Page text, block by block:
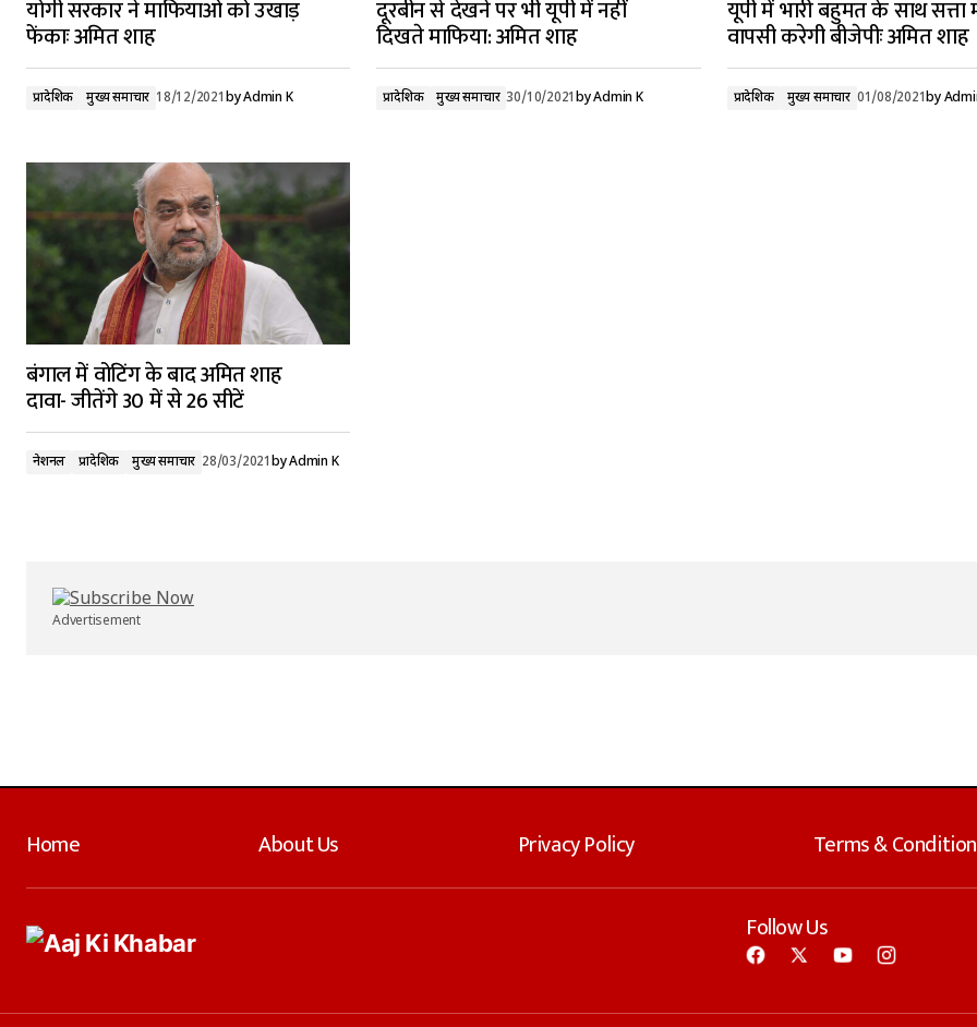
योगी सरकार ने माफियाओं को उखाड़
फेंकाः अमित शाह
प्रादेशिक मुख्य समाचार 18/12/2021byAdmin K
दूरबीन से देखने पर भी यूपी में नहीं
दिखते माफिया: अमित शाह
प्रादेशिक मुख्य समाचार 30/10/2021byAdmin K
यूपी में भारी बहुमत के साथ सत्ता
वापसी करेगी बीजेपीः अमित शाह
प्रादेशिक मुख्य समाचार 01/08/2021by
बंगाल में वोटिंग के बाद अमित शाह
दावा- जीतेंगे 30 में से 26 सीटें
नेशनल प्रादेशिक मुख्य समाचार 28/03/2021byAdmin K
Advertisement
Home About Us Privacy Policy Terms &
Follow Us